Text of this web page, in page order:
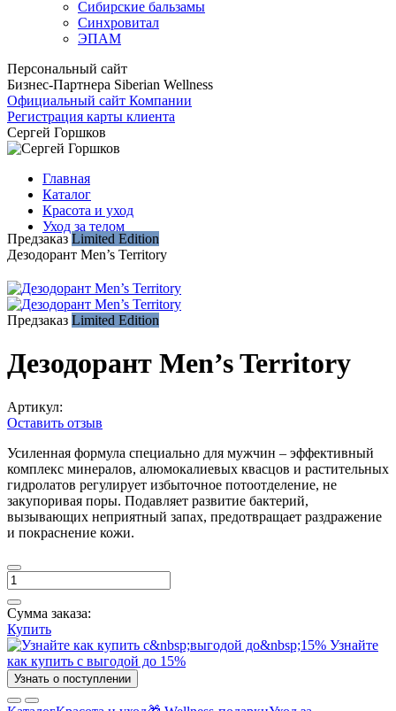
Сибирские бальзамы
Синхровитал
ЭПАМ
Персональный сайт
Бизнес-Партнера Siberian Wellness
Официальный сайт Компании
Регистрация карты клиента
Сергей Горшков
Главная
Каталог
Красота и уход
Уход за телом
Предзаказ Limited Edition
Дезодорант Men’s Territory
Предзаказ Limited Edition
Дезодорант Men’s Territory
Артикул:
Оставить отзыв
Усиленная формула специально для мужчин – эффективный
комплекс минералов, алюмокалиевых квасцов и растительных
гидролатов регулирует избыточное потоотделение, не
закупоривая поры. Подавляет развитие бактерий,
вызывающих неприятный запах, предотвращает раздражение
и покраснение кожи.
Сумма заказа:
Купить
Узнайте
как купить с выгодой до 15%
Узнать о поступлении